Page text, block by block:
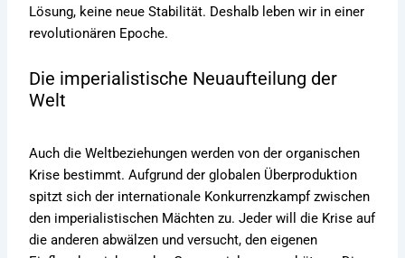
Lösung, keine neue Stabilität. Deshalb leben wir in einer
revolutionären Epoche.
Die imperialistische Neuaufteilung der
Welt
Auch die Weltbeziehungen werden von der organischen
Krise bestimmt. Aufgrund der globalen Überproduktion
spitzt sich der internationale Konkurrenzkampf zwischen
den imperialistischen Mächten zu. Jeder will die Krise auf
die anderen abwälzen und versucht, den eigenen